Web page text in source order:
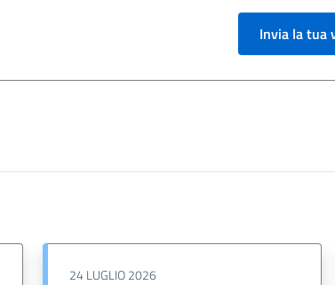
Invia la tua
24 LUGLIO 2026